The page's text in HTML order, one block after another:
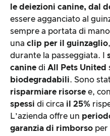
le deiezioni canine, dal
essere agganciato al
sempre a portata di
una clip per il guinzaglio
durante la passeggiata. I
canine di All Pets United
biodegradabili. Sono
risparmiare risorse e,
spessi di circa il 25%
L’azienda offre un
garanzia di rimborso per